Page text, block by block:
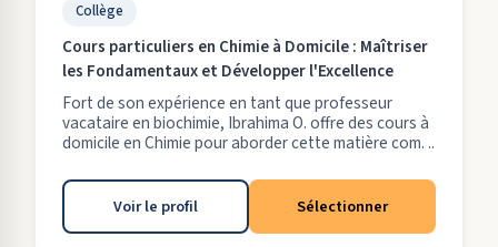
Collège
Cours particuliers en Chimie à Domicile : Maîtriser
les Fondamentaux et Développer l'Excellence
Fort de son expérience en tant que professeur
vacataire en biochimie, Ibrahima O. offre des cours à
domicile en Chimie pour aborder cette matière com. ..
Voir le profil Sélectionner